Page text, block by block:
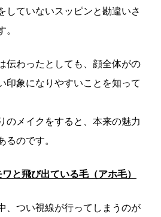
していないスッピンと勘違いさ
。
伝わったとしても、顔全体がの
印象になりやすいことを知って
のメイクをすると、本来の魅力
るのです。
と飛び出ている毛（アホ毛）
、つい視線が行ってしまうのが